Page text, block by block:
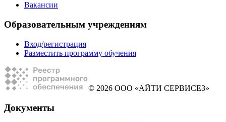
Вакансии
Образовательным учреждениям
Вход/регистрация
Разместить программу обучения
© 2026 ООО «АЙТИ СЕРВИСЕЗ»
Документы